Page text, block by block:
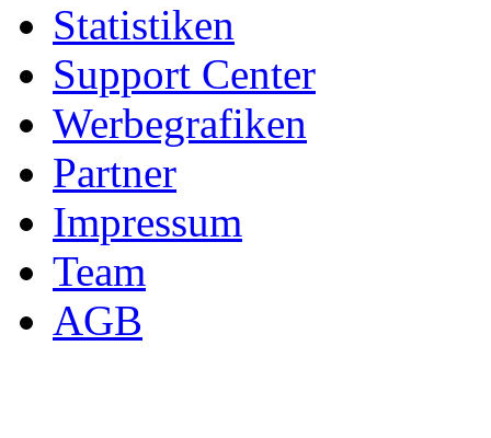
Statistiken
Support Center
Werbegrafiken
Partner
Impressum
Team
AGB